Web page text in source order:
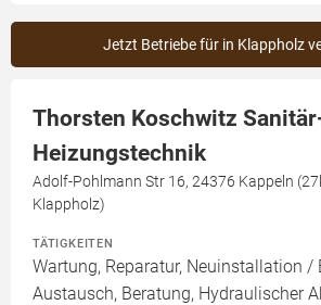
Jetzt Betriebe für in Klappholz
Thorsten Koschwitz
Heizungstechnik
Adolf-Pohlmann Str 16, 24376 Kappeln
Klappholz)
TÄTIGKEITEN
Wartung, Reparatur, Neuinstallation /
Austausch, Beratung, Hydraulischer